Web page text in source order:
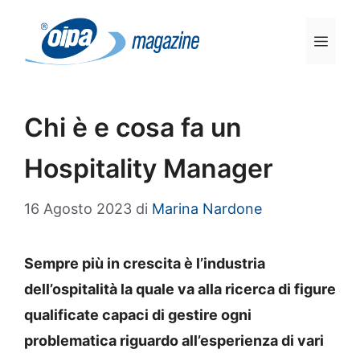
contenuto
Chi è e cosa fa un
Hospitality Manager
16 Agosto 2023 di Marina Nardone
Sempre più in crescita è l’industria
dell’ospitalità la quale va alla ricerca di figure
qualificate capaci di gestire ogni
problematica riguardo all’esperienza di vari